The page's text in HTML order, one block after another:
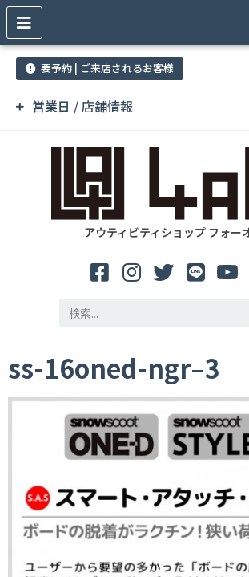
営業日 / 店舗情報
要予約 | ご来店されるお客様
アウティビティショップ フォー
ss-16oned-ngr–3